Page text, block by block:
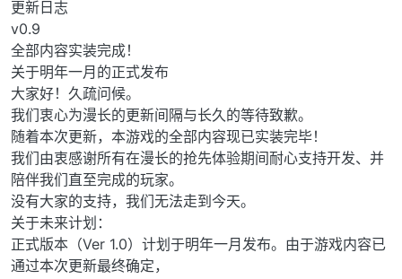
更新日志
v0.9
全部内容实装完成！
关于明年一月的正式发布
大家好！久疏问候。
我们衷心为漫长的更新间隔与长久的等待致歉。
随着本次更新，本游戏的全部内容现已实装完毕！
我们由衷感谢所有在漫长的抢先体验期间耐心支持开发、并
陪伴我们直至完成的玩家。
没有大家的支持，我们无法走到今天。
关于未来计划：
正式版本（Ver 1.0）计划于明年一月发布。由于游戏内容已
通过本次更新最终确定，